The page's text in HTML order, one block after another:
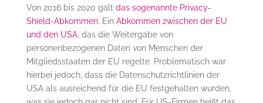
Von 2016 bis 2020 galt das sogenannte Privacy-
Shield-Abkommen. Ein Abkommen zwischen der EU
und den USA, das die Weitergabe von
personenbezogenen Daten von Menschen der
Mitgliedsstaaten der EU regelte. Problematisch war
hierbei jedoch, dass die Datenschutzrichtlinien der
USA als ausreichend für die EU festgehalten wurden,